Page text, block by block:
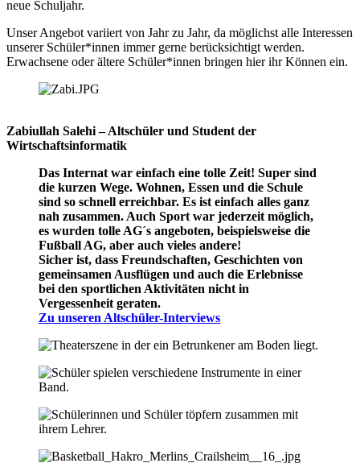
neue Schuljahr.
Unser Angebot variiert von Jahr zu Jahr, da möglichst alle Interessen
unserer Schüler*innen immer gerne berücksichtigt werden.
Erwachsene oder ältere Schüler*innen bringen hier ihr Können ein.
Zabiullah Salehi – Altschüler und Student der
Wirtschaftsinformatik
Das Internat war einfach eine tolle Zeit! Super sind
die kurzen Wege. Wohnen, Essen und die Schule
sind so schnell erreichbar. Es ist einfach alles ganz
nah zusammen. Auch Sport war jederzeit möglich,
es wurden tolle AG´s angeboten, beispielsweise die
Fußball AG, aber auch vieles andere!
Sicher ist, dass Freundschaften, Geschichten von
gemeinsamen Ausflügen und auch die Erlebnisse
bei den sportlichen Aktivitäten nicht in
Vergessenheit geraten.
Zu unseren Altschüler-Interviews